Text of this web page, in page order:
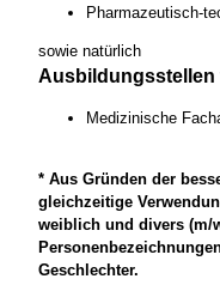
Pharmazeutisch-
sowie natürlich
Ausbildungsstellen
Medizinische
* Aus Gründen der
gleichzeitige
weiblich und divers (m/
Geschlechter.